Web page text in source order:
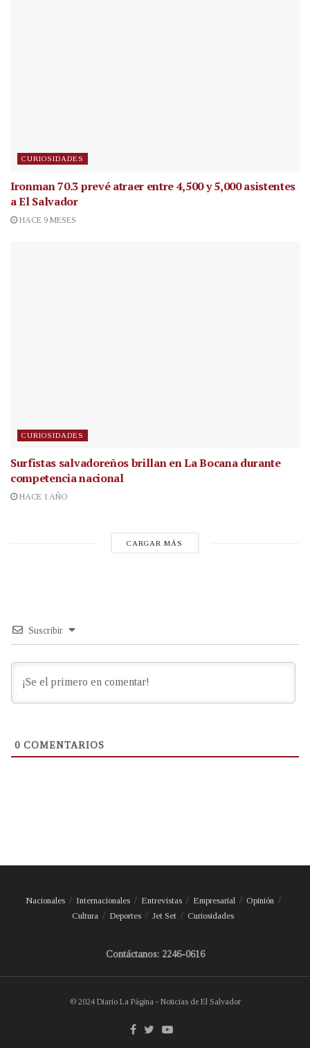
CURIOSIDADES
Ironman 70.3 prevé atraer entre 4,500 y 5,000 asistentes
a El Salvador
HACE 9 MESES
CURIOSIDADES
Surfistas salvadoreños brillan en La Bocana durante
competencia nacional
HACE 1 AÑO
CARGAR MÁS
Suscribir
0 COMENTARIOS
Nacionales Internacionales Entrevistas Empresarial
Opinión
Cultura
Deportes Jet Set Curiosidades
Contáctanos: 2246-0616
© 2024 Diario La Página - Noticias de El Salvador